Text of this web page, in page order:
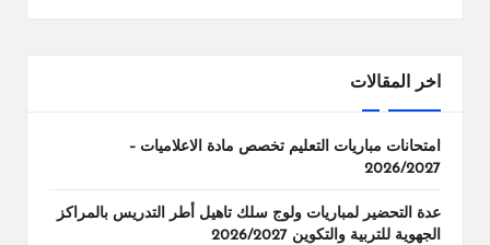
اخر المقالات
امتحانات مباريات التعليم تخصص مادة الاعلاميات –
2026/2027
عدة التحضير لمباريات ولوج سلك تاهيل أطر التدريس بالمراكز
الجهوية للتربية والتكوين 2026/2027